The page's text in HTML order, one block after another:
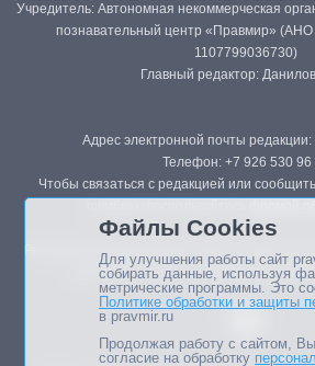
Учредитель: Автономная некоммерческая
познавательный центр «Правмир»
1107799036730)
Главный редактор:
Адрес электронной почты редакции:
Телефон: +7 926 530 96
Чтобы связаться с редакцией или
Републикация материалов сайта в печатных
возможна только с письменного
Файлы Cookies
Для улучшения работы сайт
собирать данные, используя
метрические программы. Это
Политике обработки и защиты
в pravmir.ru
Продолжая работу с сайтом,
согласие на обработку